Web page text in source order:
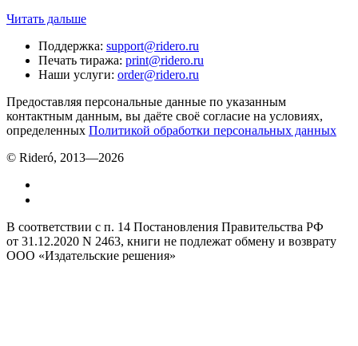
Читать дальше
Поддержка: support@ridero.ru
Печать тиража: print@ridero.ru
Наши услуги: order@ridero.ru
Предоставляя персональные данные по указанным
контактным данным, вы даёте своё согласие на условиях,
определенных Политикой обработки персональных данных
© Rideró, 2013—2026
В соответствии с п. 14 Постановления Правительства РФ
от 31.12.2020 N 2463, книги не подлежат обмену и возврату
ООО «Издательские решения»